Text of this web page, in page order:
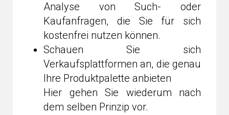
Analyse von Such- oder
Kaufanfragen, die Sie für sich
kostenfrei nutzen können.
Schauen Sie sich
Verkaufsplattformen an, die genau
Ihre Produktpalette anbieten
Hier gehen Sie wiederum nach
dem selben Prinzip vor.